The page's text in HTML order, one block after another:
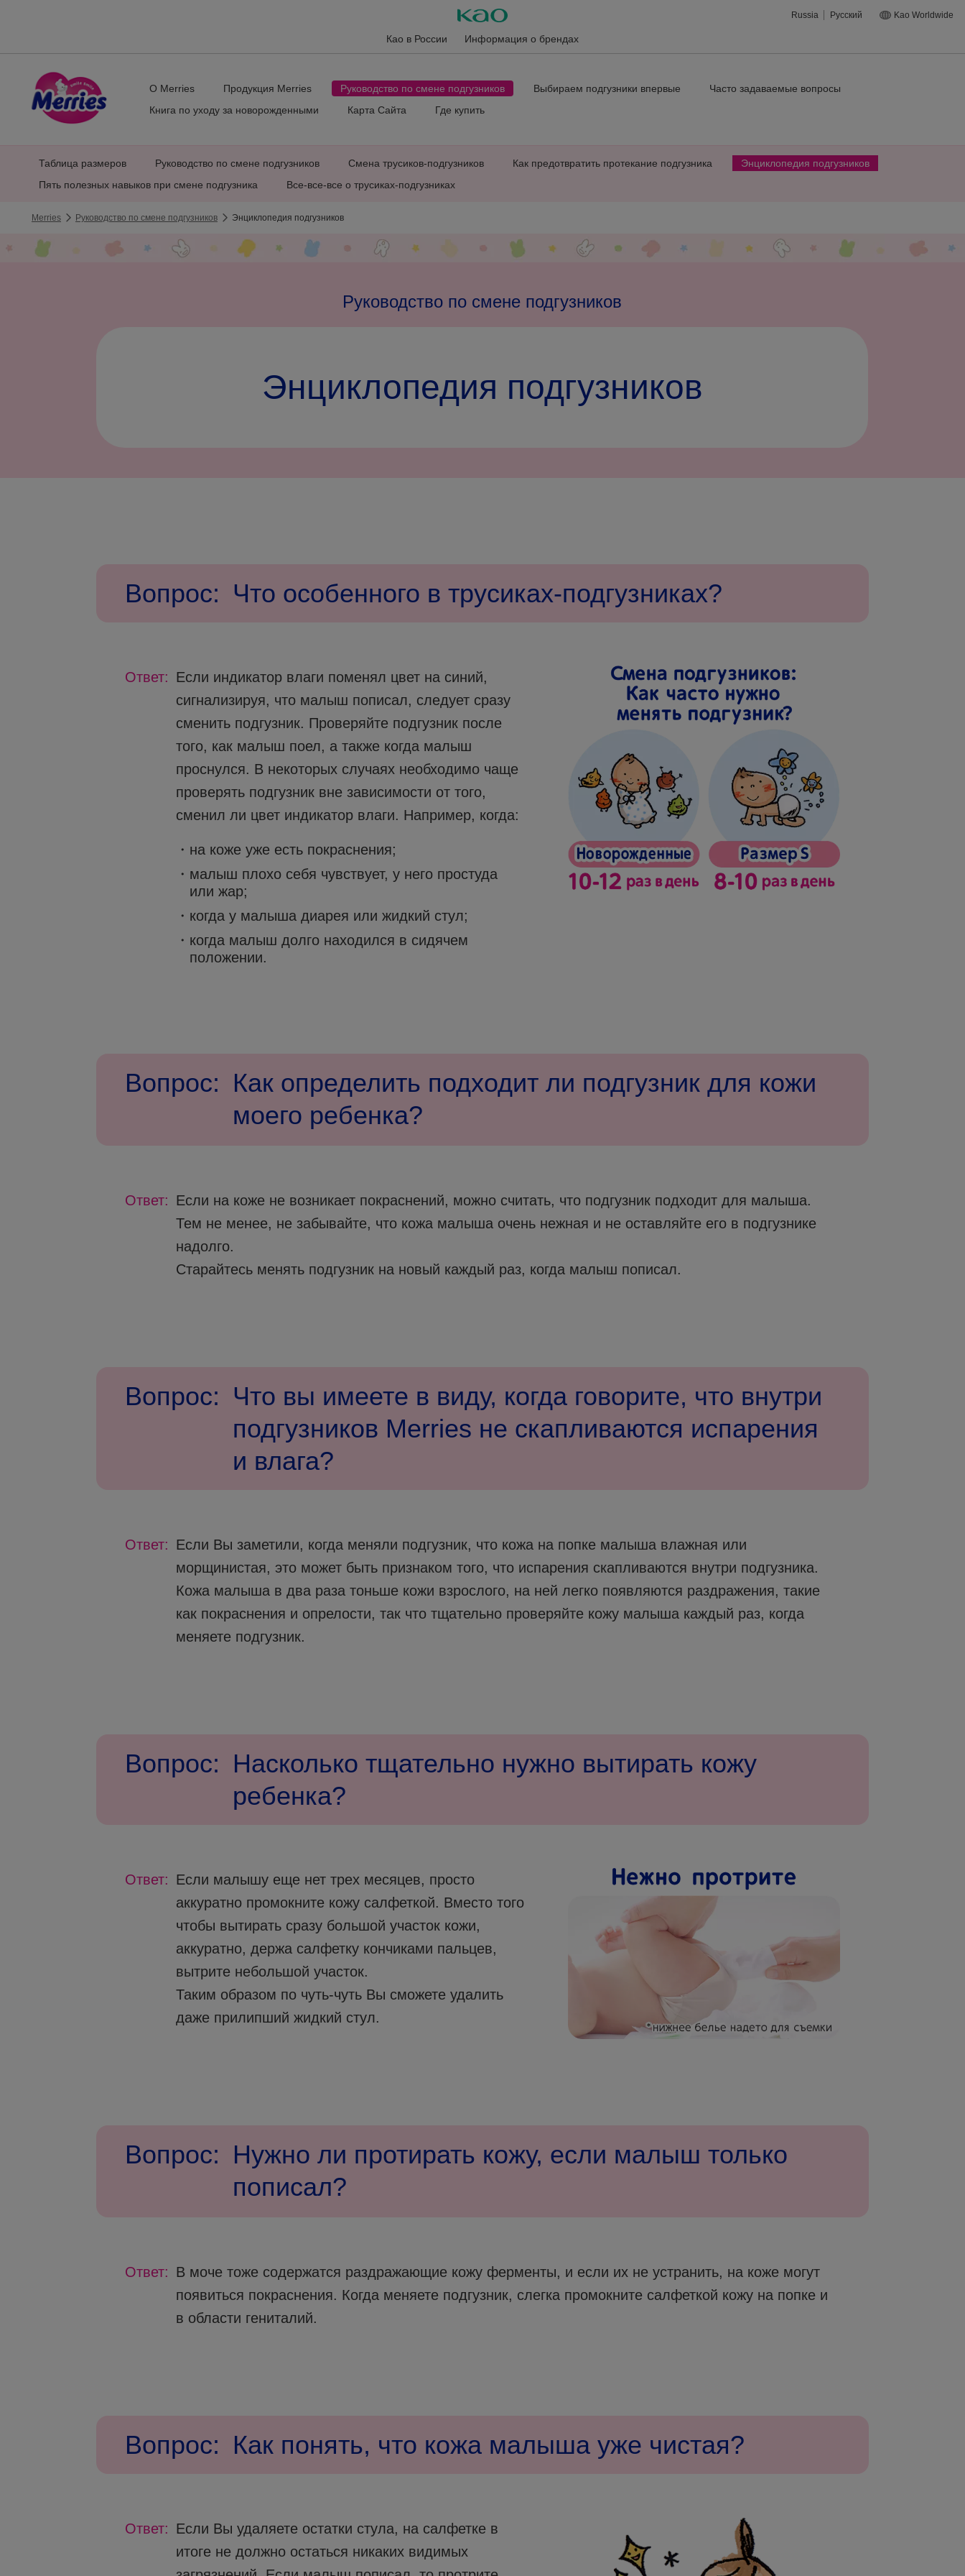
Russia Русский Kao Worldwide
Као в России Информация о брендах
О Merries Продукция Merries Руководство по смене подгузников Выбираем подгузники впервые
Часто задаваемые вопросы
Книга по уходу за новорожденными
Карта Сайта Где купить
Таблица размеров Руководство по смене подгузников Смена трусиков-подгузников Как предотвратить протекание подгузника
Энциклопедия подгузников
Пять полезных навыков при смене подгузника
Все-все-все о трусиках-подгузниках
Merries Руководство по смене подгузников Энциклопедия подгузников
Руководство по смене подгузников
Энциклопедия подгузников
Вопрос: Что особенного в трусиках-подгузниках?
Ответ: Если индикатор влаги поменял цвет на синий,
сигнализируя, что малыш пописал, следует сразу
сменить подгузник. Проверяйте подгузник после
того, как малыш поел, а также когда малыш
проснулся. В некоторых случаях необходимо чаще
проверять подгузник вне зависимости от того,
сменил ли цвет индикатор влаги. Например, когда:
на коже уже есть покраснения;
малыш плохо себя чувствует, у него простуда
или жар;
когда у малыша диарея или жидкий стул;
когда малыш долго находился в сидячем
положении.
Вопрос: Как определить подходит ли подгузник для кожи
моего ребенка?
Ответ: Если на коже не возникает покраснений, можно считать, что подгузник подходит для малыша.
Тем не менее, не забывайте, что кожа малыша очень нежная и не оставляйте его в подгузнике
надолго.
Старайтесь менять подгузник на новый каждый раз, когда малыш пописал.
Вопрос: Что вы имеете в виду, когда говорите, что внутри
подгузников Merries не скапливаются испарения
и влага?
Ответ: Если Вы заметили, когда меняли подгузник, что кожа на попке малыша влажная или
морщинистая, это может быть признаком того, что испарения скапливаются внутри подгузника.
Кожа малыша в два раза тоньше кожи взрослого, на ней легко появляются раздражения, такие
как покраснения и опрелости, так что тщательно проверяйте кожу малыша каждый раз, когда
меняете подгузник.
Вопрос: Насколько тщательно нужно вытирать кожу
ребенка?
Ответ: Если малышу еще нет трех месяцев, просто
аккуратно промокните кожу салфеткой. Вместо того
чтобы вытирать сразу большой участок кожи,
аккуратно, держа салфетку кончиками пальцев,
вытрите небольшой участок.
Таким образом по чуть-чуть Вы сможете удалить
даже прилипший жидкий стул.
Вопрос: Нужно ли протирать кожу, если малыш только
пописал?
Ответ: В моче тоже содержатся раздражающие кожу ферменты, и если их не устранить, на коже могут
появиться покраснения. Когда меняете подгузник, слегка промокните салфеткой кожу на попке и
в области гениталий.
Вопрос: Как понять, что кожа малыша уже чистая?
Ответ: Если Вы удаляете остатки стула, на салфетке в
итоге не должно остаться никаких видимых